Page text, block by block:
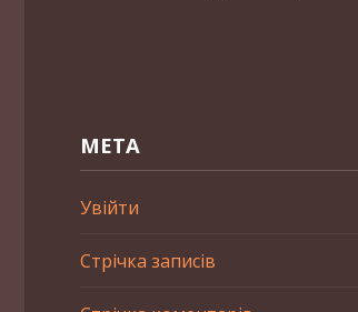
МЕТА
Увійти
Стрічка записів